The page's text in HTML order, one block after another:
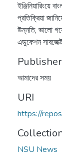
ইঞ্জিনিয়ারিংয়ে
প্রতিক্রিয়া
উন্নতি, ভালো
এডুকেশন
Publisher
আমাদের সময়
URI
https://
NSU News